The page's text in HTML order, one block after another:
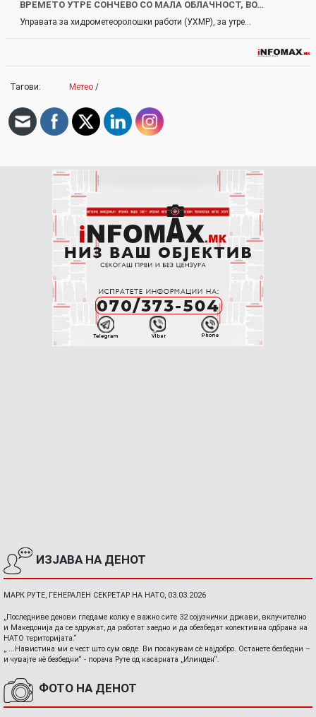
ВРЕМЕТО УТРЕ СОНЧЕВО СО МАЛА ОБЛАЧНОСТ, ВО…
Управата за хидрометеоролошки работи (УХМР), за утре…
Тагови: Метео /
ИЗЈАВА НА ДЕНОТ
МАРК РУТЕ, ГЕНЕРАЛЕН СЕКРЕТАР НА НАТО, 03.03.2026
„Последниве денови гледаме колку е важно сите 32 сојузнички држави, вклучително
и Македонија да се здружат, да работат заедно и да обезбедат колективна одбрана на
НАТО територијата.“
„ ...Навистина ми е чест што сум овде. Ви посакувам сè најдобро. Останете безбедни –
и чувајте нè безбедни“ - порача Руте од касарната „Илинден“.
ФОТО НА ДЕНОТ